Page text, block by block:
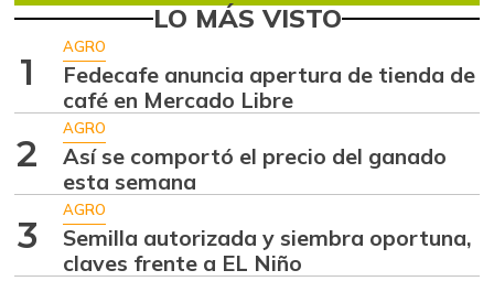
LO MÁS VISTO
1
AGRO
Fedecafe anuncia apertura de tienda de
café en Mercado Libre
2
AGRO
Así se comportó el precio del ganado
esta semana
3
AGRO
Semilla autorizada y siembra oportuna,
claves frente a EL Niño